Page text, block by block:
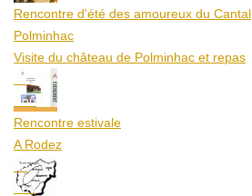
Rencontre d'été des amoureux du Cantal
Polminhac
Visite du château de Polminhac et repas
12
Aoû
Rencontre estivale
A Rodez
23
Aoû